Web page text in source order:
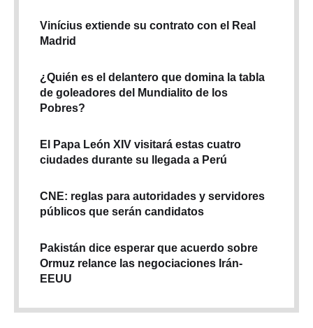
Vinícius extiende su contrato con el Real
Madrid
¿Quién es el delantero que domina la tabla
de goleadores del Mundialito de los
Pobres?
El Papa León XIV visitará estas cuatro
ciudades durante su llegada a Perú
CNE: reglas para autoridades y servidores
públicos que serán candidatos
Pakistán dice esperar que acuerdo sobre
Ormuz relance las negociaciones Irán-
EEUU